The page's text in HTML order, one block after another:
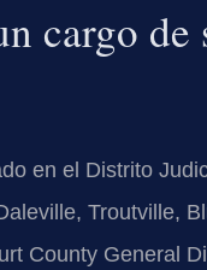
cargo de
en el Distrito
Troutville,
County General